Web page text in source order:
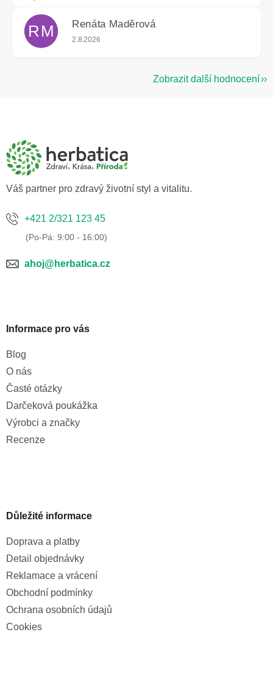
RM Renáta Maděrová
Hodnocení obchodu je 5 z 5 hvězdiček.
2.8.2026
Zobrazit další hodnocení
a
Váš partner pro zdravý životní styl a vitalitu.
+421 2/321 123 45
ahoj@herbatica.cz
Informace pro vás
Blog
O nás
Časté otázky
Darčeková poukážka
Výrobci a značky
Recenze
Důležité informace
Doprava a platby
Detail objednávky
Reklamace a vrácení
Obchodní podmínky
Ochrana osobních údajů
Cookies